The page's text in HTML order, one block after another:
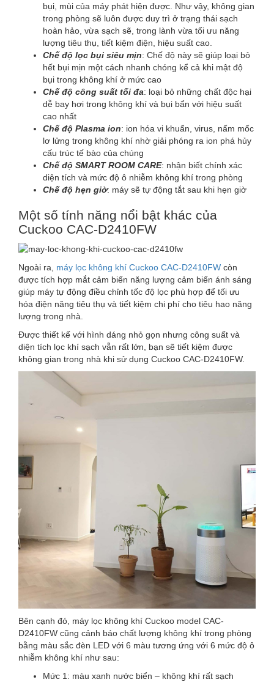
bụi, mùi của máy phát hiện được. Như vậy, không gian
trong phòng sẽ luôn được duy trì ở trạng thái sạch
hoàn hảo, vừa sạch sẽ, trong lành vừa tối ưu năng
lượng tiêu thụ, tiết kiệm điện, hiệu suất cao.
Chế độ lọc bụi siêu mịn: Chế độ này sẽ giúp loại bỏ
hết bụi mịn một cách nhanh chóng kể cả khi mật độ
bụi trong không khí ở mức cao
Chế độ công suất tối đa: loại bỏ những chất độc hại
dễ bay hơi trong không khí và bụi bẩn với hiệu suất
cao nhất
Chế độ Plasma ion: ion hóa vi khuẩn, virus, nấm mốc
lơ lửng trong không khí nhờ giải phóng ra ion phá hủy
cấu trúc tế bào của chúng
Chế độ SMART ROOM CARE: nhận biết chính xác
diện tích và mức độ ô nhiễm không khí trong phòng
Chế độ hẹn giờ: máy sẽ tự động tắt sau khi hẹn giờ
Một số tính năng nổi bật khác của
Cuckoo CAC-D2410FW
Ngoài ra, máy lọc không khí Cuckoo CAC-D2410FW còn
được tích hợp mắt cảm biến năng lượng cảm biến ánh sáng
giúp máy tự động điều chỉnh tốc độ lọc phù hợp để tối ưu
hóa điện năng tiêu thụ và tiết kiệm chi phí cho tiêu hao năng
lượng trong nhà.
Được thiết kế với hình dáng nhỏ gọn nhưng công suất và
diện tích lọc khí sạch vẫn rất lớn, bạn sẽ tiết kiệm được
không gian trong nhà khi sử dụng Cuckoo CAC-D2410FW.
Bên cạnh đó, máy lọc không khí Cuckoo model CAC-
D2410FW cũng cảnh báo chất lượng không khí trong phòng
bằng màu sắc đèn LED với 6 màu tương ứng với 6 mức độ ô
nhiễm không khí như sau:
Mức 1: màu xanh nước biển – không khí rất sạch